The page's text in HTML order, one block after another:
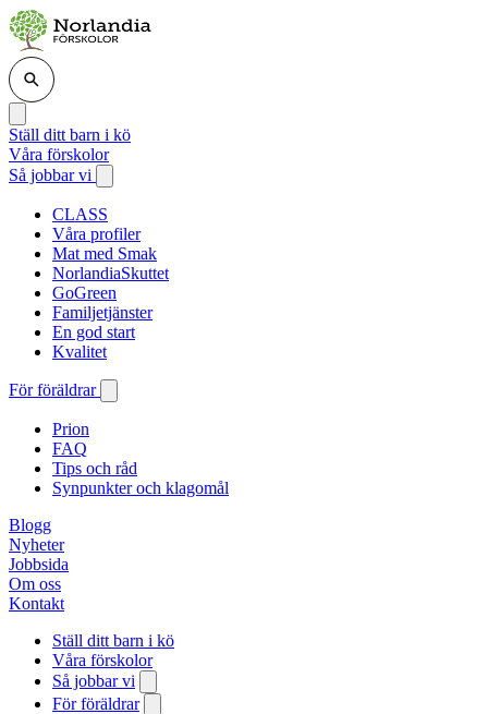
Ställ ditt barn i kö
Våra förskolor
Så jobbar vi
CLASS
Våra profiler
Mat med Smak
NorlandiaSkuttet
GoGreen
Familjetjänster
En god start
Kvalitet
För föräldrar
Prion
FAQ
Tips och råd
Synpunkter och klagomål
Blogg
Nyheter
Jobbsida
Om oss
Kontakt
Ställ ditt barn i kö
Våra förskolor
Så jobbar vi
För föräldrar